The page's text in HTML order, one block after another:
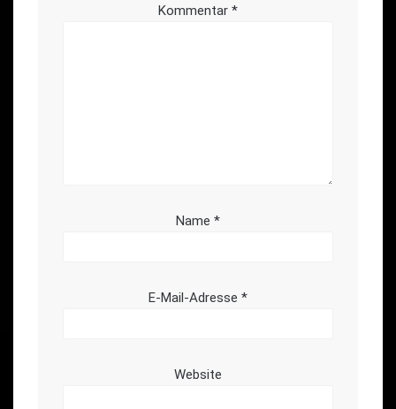
Kommentar *
Name *
E-Mail-Adresse *
Website